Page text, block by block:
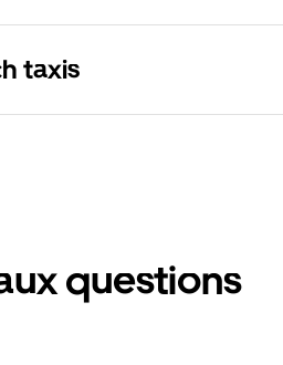
taxis
questions